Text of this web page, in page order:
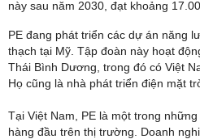
này sau năm 2030, đạt khoảng
PE đang phát triển các dự án năng
thạch tại Mỹ. Tập đoàn này hoạt
Thái Bình Dương, trong đó có Việt
Họ cũng là nhà phát triển điện mặt
Tại Việt Nam, PE là một trong
hàng đầu trên thị trường. Doanh